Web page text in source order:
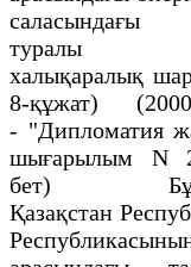
халықаралық
8-құжат) (2000
-
шығарылым N
бет) Бұдан
Қазақстан